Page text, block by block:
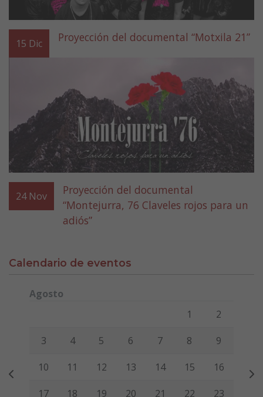
15 Dic Proyección del documental “Motxila 21”
24 Nov
Proyección del documental
“Montejurra, 76 Claveles rojos para un
adiós”
Calendario de eventos
Agosto
Viernes Sábado
1 2
3 4 5 6 7 8 9
10 11 12 13 14 15 16
17 18 19 20 21 22 23